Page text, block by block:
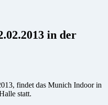
in der
findet das Munich Indoor in
statt.